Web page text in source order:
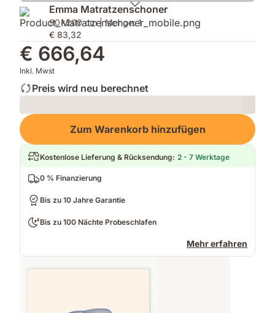
der
Du
vertrauen
kannst.
zuverlässiger
Komfort
jede
Nacht.
&
Premium
Matratzenschoner
–
für
maximalen
und
Emma Matratzenschoner
90x200 cm | Menge: 1
€ 83,32
€ 666,64
Inkl. Mwst
Preis wird neu berechnet
Loading
Zum Warenkorb hinzufügen
Kostenlose Lieferung & Rücksendung: 2 - 7 Werktage
0 % Finanzierung
Bis zu 10 Jahre Garantie
Bis zu 100 Nächte Probeschlafen
Mehr erfahren